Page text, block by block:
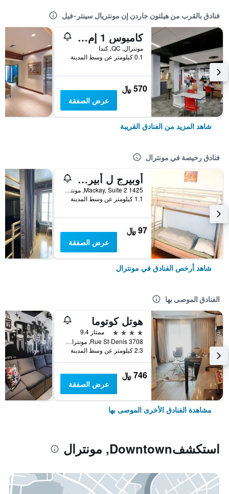
فنادق بالقرب من هيلتون جاردن إن مونتريال سينتر-فيل
كامبوس 1 إم تي إل ستيودينت ريزيدنس
مونترال, QC, كندا
0.1 كيلومتر عن وسط المدينة
570 ﷼
عرض الصفقة
شاهد المزيد من الفنادق القريبة
فنادق رخيصة في مونترال
أوبيرج ل أبيرو - هوستل
1425 Mackay, Suite 2, مونترال, QC, كندا
1.1 كيلومتر عن وسط المدينة
97 ﷼
عرض الصفقة
شاهد أرخص الفنادق في مونترال
الفنادق الموصى بها
هوتل كوتوما
4 نجوم
ممتاز 9.4
3708 Rue St-Denis, مونترال, QC, كندا
2.3 كيلومتر عن وسط المدينة
746 ﷼
عرض الصفقة
مشاهدة الفنادق الأخرى الموصى بها
استكشفDowntown, مونترال